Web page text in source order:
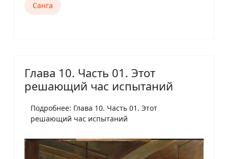
Санга
Глава 10. Часть 01. Этот
решающий час испытаний
Подробнее: Глава 10. Часть 01. Этот
решающий час испытаний